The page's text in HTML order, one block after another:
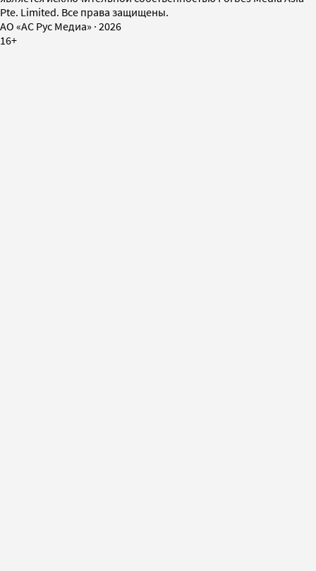
Pte. Limited. Все права защищены.
AO «АС Рус Медиа» · 2026
16+